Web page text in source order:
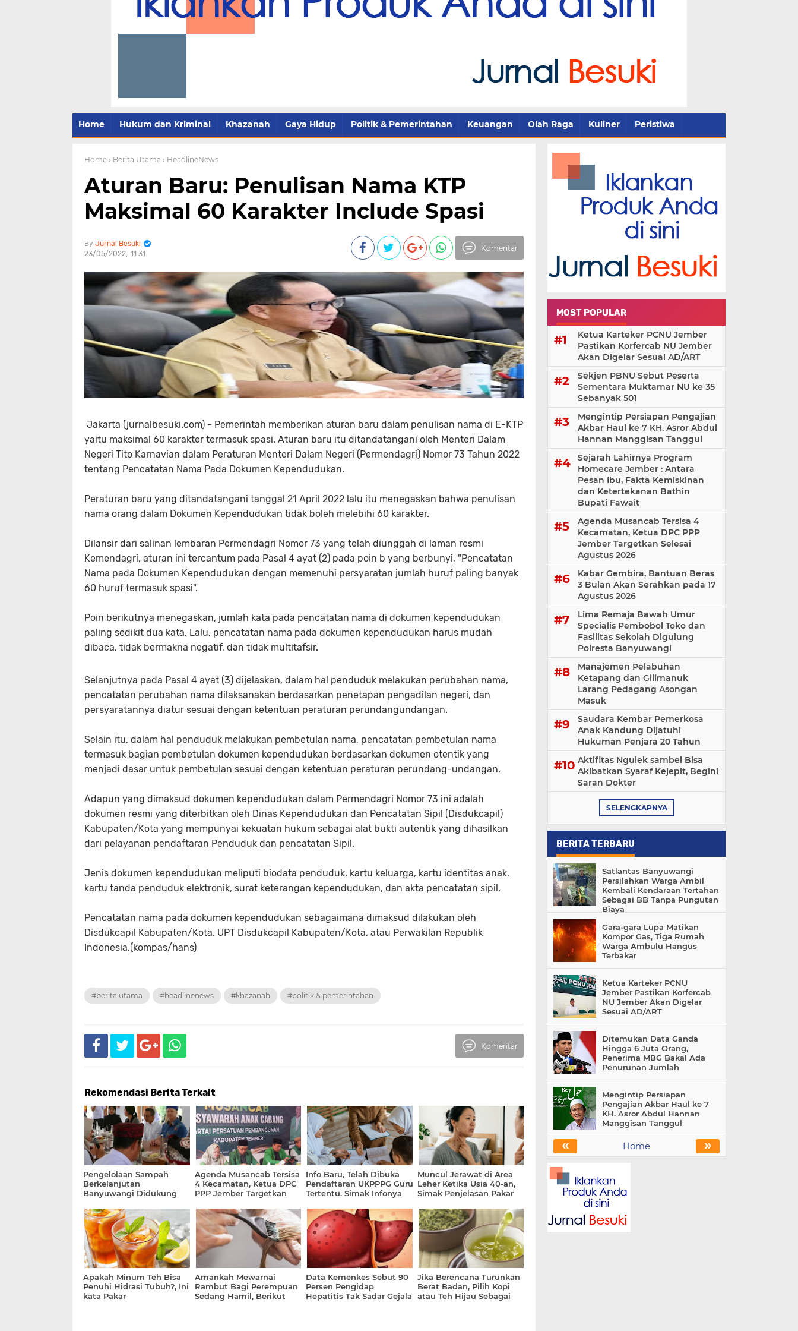
Home Hukum dan Kriminal Khazanah Gaya Hidup Politik & Pemerintahan Keuangan Olah Raga Kuliner Peristiwa
Home › Berita Utama › HeadlineNews
Aturan Baru: Penulisan Nama KTP
Maksimal 60 Karakter Include Spasi
Jurnal Besuki
23/05/2022 11:31
Komentar
Jakarta (jurnalbesuki.com) - Pemerintah memberikan aturan baru dalam penulisan nama di E-KTP
yaitu maksimal 60 karakter termasuk spasi. Aturan baru itu ditandatangani oleh Menteri Dalam
Negeri Tito Karnavian dalam Peraturan Menteri Dalam Negeri (Permendagri) Nomor 73 Tahun 2022
tentang Pencatatan Nama Pada Dokumen Kependudukan.
Peraturan baru yang ditandatangani tanggal 21 April 2022 lalu itu menegaskan bahwa penulisan
nama orang dalam Dokumen Kependudukan tidak boleh melebihi 60 karakter.
Dilansir dari salinan lembaran Permendagri Nomor 73 yang telah diunggah di laman resmi
Kemendagri, aturan ini tercantum pada Pasal 4 ayat (2) pada poin b yang berbunyi, "Pencatatan
Nama pada Dokumen Kependudukan dengan memenuhi persyaratan jumlah huruf paling banyak
60 huruf termasuk spasi".
Poin berikutnya menegaskan, jumlah kata pada pencatatan nama di dokumen kependudukan
paling sedikit dua kata. Lalu, pencatatan nama pada dokumen kependudukan harus mudah
dibaca, tidak bermakna negatif, dan tidak multitafsir.
Selanjutnya pada Pasal 4 ayat (3) dijelaskan, dalam hal penduduk melakukan perubahan nama,
pencatatan perubahan nama dilaksanakan berdasarkan penetapan pengadilan negeri, dan
persyaratannya diatur sesuai dengan ketentuan peraturan perundangundangan.
Selain itu, dalam hal penduduk melakukan pembetulan nama, pencatatan pembetulan nama
termasuk bagian pembetulan dokumen kependudukan berdasarkan dokumen otentik yang
menjadi dasar untuk pembetulan sesuai dengan ketentuan peraturan perundang-undangan.
Adapun yang dimaksud dokumen kependudukan dalam Permendagri Nomor 73 ini adalah
dokumen resmi yang diterbitkan oleh Dinas Kependudukan dan Pencatatan Sipil (Disdukcapil)
Kabupaten/Kota yang mempunyai kekuatan hukum sebagai alat bukti autentik yang dihasilkan
dari pelayanan pendaftaran Penduduk dan pencatatan Sipil.
Jenis dokumen kependudukan meliputi biodata penduduk, kartu keluarga, kartu identitas anak,
kartu tanda penduduk elektronik, surat keterangan kependudukan, dan akta pencatatan sipil.
Pencatatan nama pada dokumen kependudukan sebagaimana dimaksud dilakukan oleh
Disdukcapil Kabupaten/Kota, UPT Disdukcapil Kabupaten/Kota, atau Perwakilan Republik
Indonesia.(kompas/hans)
#berita utama #headlinenews #khazanah #politik & pemerintahan
Komentar
Rekomendasi Berita Terkait
Pengelolaan Sampah
Berkelanjutan
Banyuwangi Didukung
Agenda Musancab Tersisa
4 Kecamatan, Ketua DPC
PPP Jember Targetkan
Info Baru, Telah Dibuka
Pendaftaran UKPPPG Guru
Tertentu. Simak Infonya
Muncul Jerawat di Area
Leher Ketika Usia 40-an,
Simak Penjelasan Pakar
Apakah Minum Teh Bisa
Penuhi Hidrasi Tubuh?, Ini
kata Pakar
Amankah Mewarnai
Rambut Bagi Perempuan
Sedang Hamil, Berikut
Data Kemenkes Sebut 90
Persen Pengidap
Hepatitis Tak Sadar Gejala
Jika Berencana Turunkan
Berat Badan, Pilih Kopi
atau Teh Hijau Sebagai
MOST POPULAR
Ketua Karteker PCNU Jember
Pastikan Korfercab NU Jember
Akan Digelar Sesuai AD/ART
Sekjen PBNU Sebut Peserta
Sementara Muktamar NU ke 35
Sebanyak 501
Mengintip Persiapan Pengajian
Akbar Haul ke 7 KH. Asror Abdul
Hannan Manggisan Tanggul
Sejarah Lahirnya Program
Homecare Jember : Antara
Pesan Ibu, Fakta Kemiskinan
dan Ketertekanan Bathin
Bupati Fawait
Agenda Musancab Tersisa 4
Kecamatan, Ketua DPC PPP
Jember Targetkan Selesai
Agustus 2026
Kabar Gembira, Bantuan Beras
3 Bulan Akan Serahkan pada 17
Agustus 2026
Lima Remaja Bawah Umur
Specialis Pembobol Toko dan
Fasilitas Sekolah Digulung
Polresta Banyuwangi
Manajemen Pelabuhan
Ketapang dan Gilimanuk
Larang Pedagang Asongan
Masuk
Saudara Kembar Pemerkosa
Anak Kandung Dijatuhi
Hukuman Penjara 20 Tahun
Aktifitas Ngulek sambel Bisa
Akibatkan Syaraf Kejepit, Begini
Saran Dokter
SELENGKAPNYA
BERITA TERBARU
Satlantas Banyuwangi
Persilahkan Warga Ambil
Kembali Kendaraan Tertahan
Sebagai BB Tanpa Pungutan
Biaya
Gara-gara Lupa Matikan
Kompor Gas, Tiga Rumah
Warga Ambulu Hangus
Terbakar
Ketua Karteker PCNU
Jember Pastikan Korfercab
NU Jember Akan Digelar
Sesuai AD/ART
Ditemukan Data Ganda
Hingga 6 Juta Orang,
Penerima MBG Bakal Ada
Penurunan Jumlah
Mengintip Persiapan
Pengajian Akbar Haul ke 7
KH. Asror Abdul Hannan
Manggisan Tanggul
« »
Home